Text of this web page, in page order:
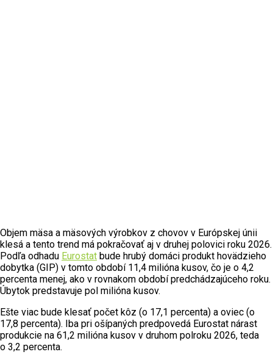
Objem mäsa a mäsových výrobkov z chovov v Európskej únii
klesá a tento trend má pokračovať aj v druhej polovici roku 2026.
Podľa odhadu Eurostat bude hrubý domáci produkt hovädzieho
dobytka (GIP) v tomto období 11,4 milióna kusov, čo je o 4,2
percenta menej, ako v rovnakom období predchádzajúceho roku.
Úbytok predstavuje pol milióna kusov.
Ešte viac bude klesať počet kôz (o 17,1 percenta) a oviec (o
17,8 percenta). Iba pri ošípaných predpovedá Eurostat nárast
produkcie na 61,2 milióna kusov v druhom polroku 2026, teda
o 3,2 percenta.